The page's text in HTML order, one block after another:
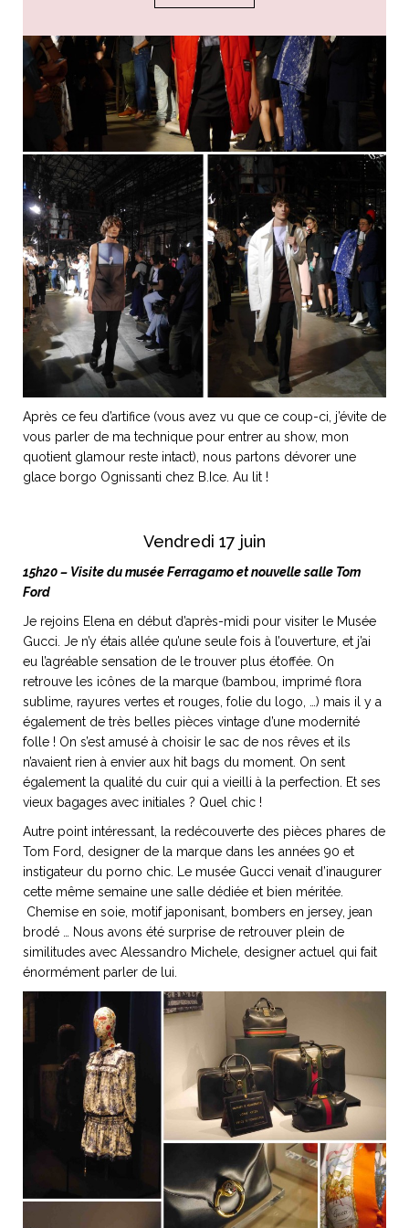
Après ce feu d’artifice (vous avez vu que ce coup-ci, j’évite de
vous parler de ma technique pour entrer au show, mon
quotient glamour reste intact), nous partons dévorer une
glace borgo Ognissanti chez B.Ice. Au lit !
Vendredi 17 juin
15h20 – Visite du musée Ferragamo et nouvelle salle Tom
Ford
Je rejoins Elena en début d’après-midi pour visiter le Musée
Gucci. Je n’y étais allée qu’une seule fois à l’ouverture, et j’ai
eu l’agréable sensation de le trouver plus étoffée. On
retrouve les icônes de la marque (bambou, imprimé flora
sublime, rayures vertes et rouges, folie du logo, …) mais il y a
également de très belles pièces vintage d’une modernité
folle ! On s’est amusé à choisir le sac de nos rêves et ils
n’avaient rien à envier aux hit bags du moment. On sent
également la qualité du cuir qui a vieilli à la perfection. Et ses
vieux bagages avec initiales ? Quel chic !
Autre point intéressant, la redécouverte des pièces phares de
Tom Ford, designer de la marque dans les années 90 et
instigateur du porno chic. Le musée Gucci venait d’inaugurer
cette même semaine une salle dédiée et bien méritée.
Chemise en soie, motif japonisant, bombers en jersey, jean
brodé … Nous avons été surprise de retrouver plein de
similitudes avec Alessandro Michele, designer actuel qui fait
énormément parler de lui.